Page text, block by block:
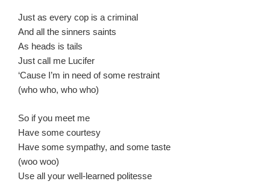
Just as every cop is a criminal
And all the sinners saints
As heads is tails
Just call me Lucifer
‘Cause I’m in need of some restraint
(who who, who who)
So if you meet me
Have some courtesy
Have some sympathy, and some taste
(woo woo)
Use all your well-learned politesse